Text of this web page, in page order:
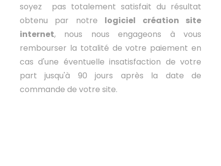
soyez pas totalement satisfait du résultat
obtenu par notre logiciel création site
internet, nous nous engageons à vous
rembourser la totalité de votre paiement en
cas d'une éventuelle insatisfaction de votre
part jusqu'à 90 jours après la date de
commande de votre site.